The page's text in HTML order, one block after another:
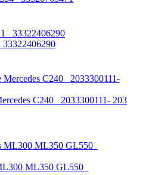
C240_ 2033300111- 203
ML350 GL550_